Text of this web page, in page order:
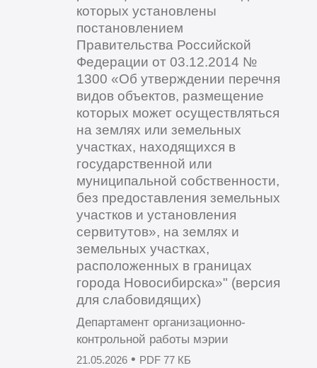
которых установлены
постановлением
Правительства Российской
Федерации от 03.12.2014 №
1300 «Об утверждении перечня
видов объектов, размещение
которых может осуществляться
на землях или земельных
участках, находящихся в
государственной или
муниципальной собственности,
без предоставления земельных
участков и установления
сервитутов», на землях и
земельных участках,
расположенных в границах
города Новосибирска»" (версия
для слабовидящих)
Департамент организационно-
контрольной работы мэрии
21.05.2026• PDF 77 КБ